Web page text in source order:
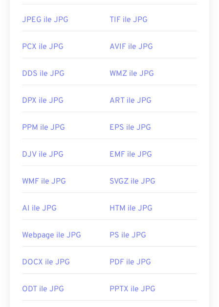
JPEG ile JPG TIF ile JPG
PCX ile JPG AVIF ile JPG
DDS ile JPG WMZ ile JPG
DPX ile JPG ART ile JPG
PPM ile JPG EPS ile JPG
DJV ile JPG EMF ile JPG
WMF ile JPG SVGZ ile JPG
AI ile JPG HTM ile JPG
Webpage ile JPG PS ile JPG
DOCX ile JPG PDF ile JPG
ODT ile JPG PPTX ile JPG